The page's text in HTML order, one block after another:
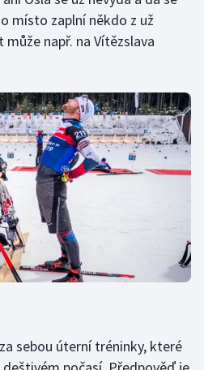
místo zaplní někdo z už
např. na Vítězslava
sebou úterní tréninky, které